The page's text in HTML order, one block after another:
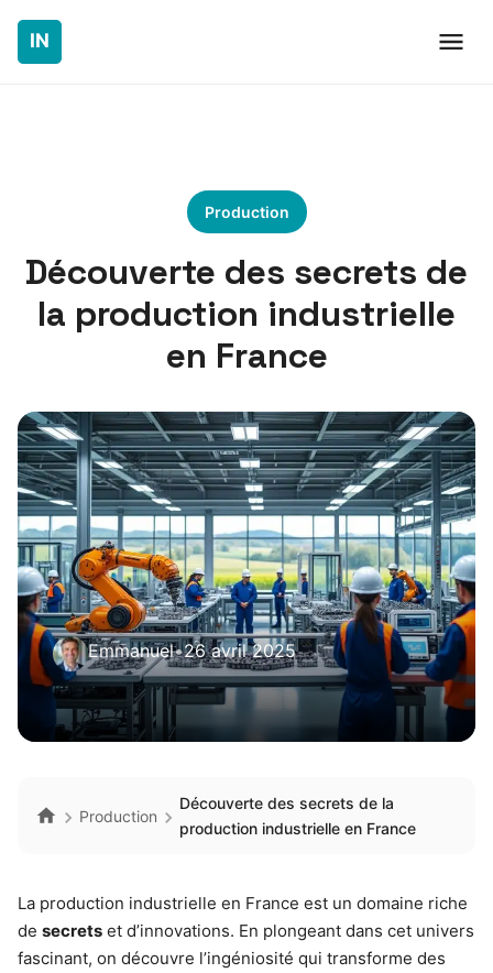
Production
Découverte des secrets de
la production industrielle
en France
Emmanuel•26 avril 2025
Production
Découverte des secrets de la
production industrielle en France
La production industrielle en France est un domaine riche
de secrets et d’innovations. En plongeant dans cet univers
fascinant, on découvre l’ingéniosité qui transforme des